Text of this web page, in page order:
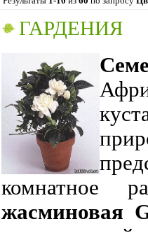
ГАРДЕНИЯ
комнатное
жасминовая